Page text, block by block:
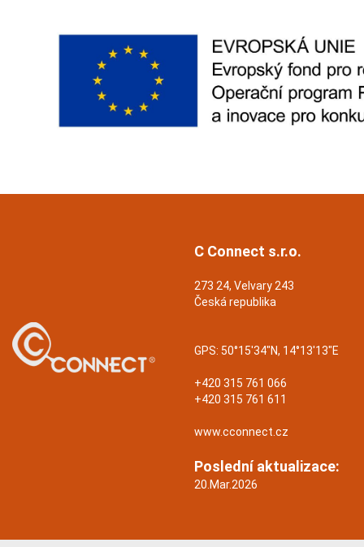
C Connect s.r.o.
273 24, Velvary 243
Česká republika
GPS: 50°15'34"N, 14°13'13"E
+420 315 761 066
+420 315 761 611
www.cconnect.cz
Poslední aktualizace:
20.Mar.2026